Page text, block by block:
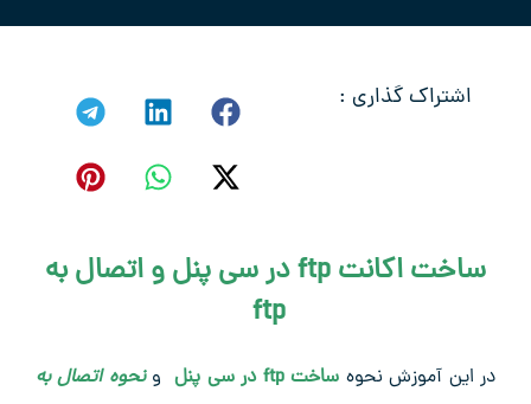
اشتراک گذاری :
ساخت اکانت ftp در سی پنل و اتصال به
ftp
در این آموزش نحوه ساخت ftp در سی پنل ونحوه اتصال به